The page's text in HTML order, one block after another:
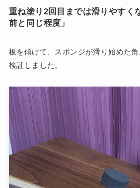
重ね塗り2回目までは滑りやすく
前と同じ程度」
板を傾けて、スポンジが滑り始めた
検証しました。